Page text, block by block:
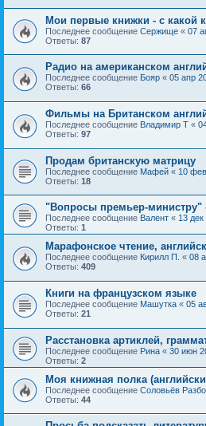
Мои первые книжки - с какой
Последнее сообщение Сержище « 07
Ответы: 87
Радио на американском
Последнее сообщение Бояр « 05 апр
Ответы: 66
Фильмы на Британском
Последнее сообщение Владимир Т «
Ответы: 97
Продам британскую матрицу
Последнее сообщение Мафей « 10
Ответы: 18
"Вопросы премьер-министру"
Последнее сообщение Валент « 13
Ответы: 1
Марафонское чтение,
Последнее сообщение Кирилл П. « 08
Ответы: 409
Книги на французском языке
Последнее сообщение Машутка « 05
Ответы: 21
Расстановка артиклей,
Последнее сообщение Рина « 30 июн
Ответы: 2
Моя книжная полка
Последнее сообщение Соловьёв
Ответы: 44